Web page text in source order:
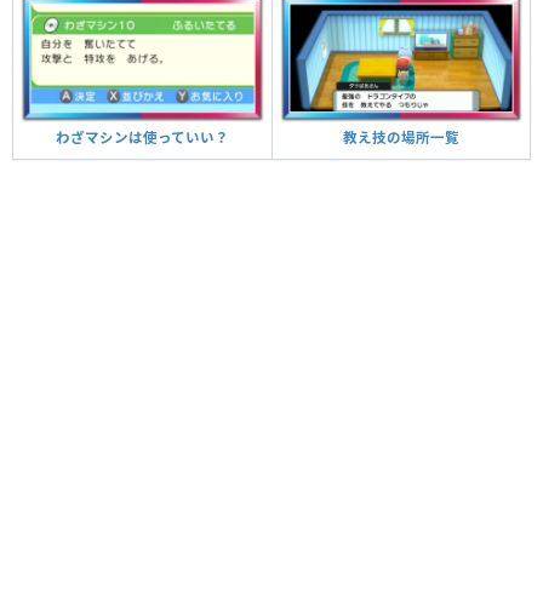
わざマシンは使っていい？ 教え技の場所一覧